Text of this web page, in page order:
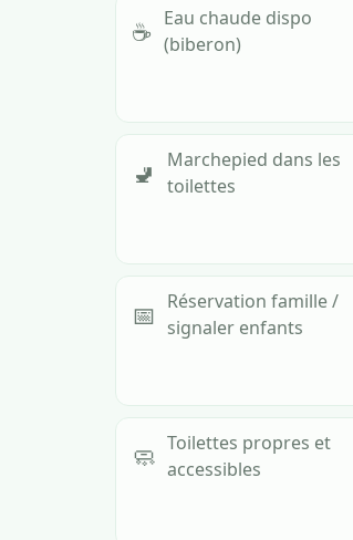
☕ Eau chaude dispo
(biberon)
🚽
Marchepied dans les
toilettes
📅 Réservation famille /
signaler enfants
🧼 Toilettes propres et
accessibles